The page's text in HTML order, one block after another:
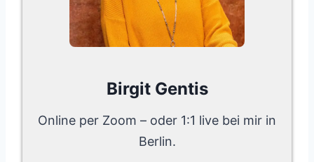
Birgit Gentis
Online per Zoom – oder 1:1 live bei mir in
Berlin.